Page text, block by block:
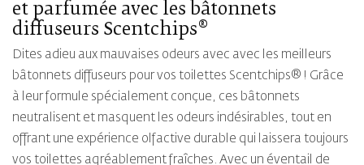
et parfumée avec les bâtonnets
diffuseurs Scentchips®
Dites adieu aux mauvaises odeurs avec avec les meilleurs
bâtonnets diffuseurs pour vos toilettes Scentchips® ! Grâce
à leur formule spécialement conçue, ces bâtonnets
neutralisent et masquent les odeurs indésirables, tout en
offrant une expérience olfactive durable qui laissera toujours
vos toilettes agréablement fraîches. Avec un éventail de